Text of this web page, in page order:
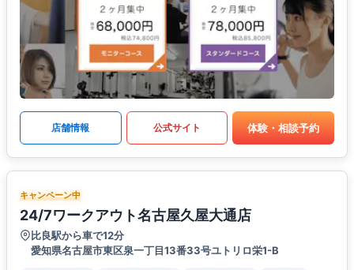
店舗情報 公式サイト 体験・相談予約
キャンペーン中
24/7ワークアウト名古屋久屋大通店
比良駅から車で12分
愛知県名古屋市東区泉一丁目13番33号ユトリロ栄1-B